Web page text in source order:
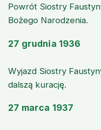
Powrót Siostry
Bożego Narodzenia.
27 grudnia 1936
Wyjazd Siostry
dalszą kurację.
27 marca 1937